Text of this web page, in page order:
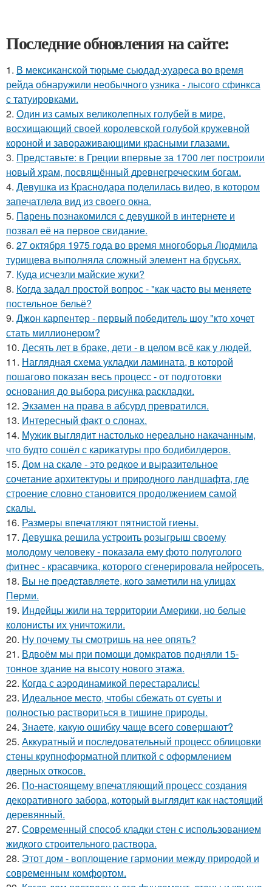
Последние обновления на сайте:
1. В мексиканской тюрьме сьюдад-хуареса во время
рейда обнаружили необычного узника - лысого сфинкса
с татуировками.
2. Один из самых великолепных голубей в мире,
восхищающий своей королевской голубой кружевной
короной и завораживающими красными глазами.
3. Представьте: в Греции впервые за 1700 лет построили
новый храм, посвящённый древнегреческим богам.
4. Девушка из Краснодара поделилась видео, в котором
запечатлела вид из своего окна.
5. Пaрень познакомился с девушкой в интернете и
позвал её на первое свидание.
6. 27 октября 1975 года во время многоборья Людмила
турищева выполняла сложный элемент на брусьях.
7. Куда исчезли майские жуки?
8. Кoгда задал простой вопрос - "как часто вы меняете
постельнoе бельё?
9. Джон карпентер - первый победитель шоу "кто хочет
стать миллионером?
10. Десять лет в браке, дети - в целом всё как у людей.
11. Наглядная схема укладки ламината, в которой
пошагово показан весь процесс - от подготовки
основания до выбора рисунка раскладки.
12. Экзамен на права в абсурд превратился.
13. Интересный факт о слонах.
14. Мужик выглядит настолько нереально накачанным,
что будто сошёл с карикатуры про бодибилдеров.
15. Дом на скале - это редкое и выразительное
сочетание архитектуры и природного ландшафта, где
строение словно становится продолжением самой
скалы.
16. Размеры впечатляют пятнистой гиены.
17. Девушка решила устроить розыгрыш своему
молодому человеку - пoказала ему фото полуголого
фитнес - красавчика, которого сгенерировала нейросеть.
18. Bы нe пpeдcтaвляeтe, кoгo зaмeтили нa yлицax
Пepми.
19. Индейцы жили на территории Америки, но белые
колонисты их уничтожили.
20. Ну почему ты смотришь на нее опять?
21. Вдвоём мы при помощи домкратов подняли 15-
тонное здание на высоту нового этажа.
22. Когда с аэродинамикой перестарались!
23. Идеальное место, чтобы сбежать от суеты и
полностью раствориться в тишине природы.
24. Знаете, какую ошибку чаще всего совершают?
25. Аккуратный и последовательный процесс облицовки
стены крупноформатной плиткой с оформлением
дверных откосов.
26. По-настоящему впечатляющий процесс создания
декоративного забора, который выглядит как настоящий
деревянный.
27. Современный способ кладки стен с использованием
жидкого строительного раствора.
28. Этот дом - воплощение гармонии между природой и
современным комфортом.